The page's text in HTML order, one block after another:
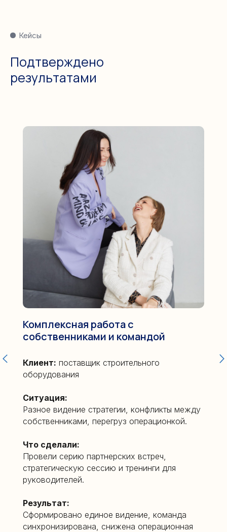
Подтверждено
результатами
Кейсы
Комплексная работа с
собственниками и командой
Клиент: поставщик строительного
оборудования
Ситуация:
Разное видение стратегии, конфликты между
собственниками, перегруз операционкой.
Что сделали:
Провели серию партнерских встреч,
стратегическую сессию и тренинги для
руководителей.
Результат:
Сформировано единое видение, команда
синхронизирована, снижена операционная